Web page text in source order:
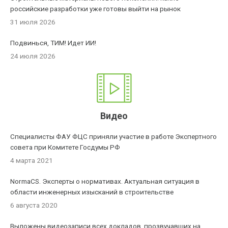
российские разработки уже готовы выйти на рынок
31 июля 2026
Подвинься, ТИМ! Идет ИИ!
24 июля 2026
Видео
Специалисты ФАУ ФЦС приняли участие в работе Экспертного
совета при Комитете Госдумы РФ
4 марта 2021
NormaCS. Эксперты о нормативах. Актуальная ситуация в
области инженерных изысканий в строительстве
6 августа 2020
Выложены видеозаписи всех докладов, прозвучавших на